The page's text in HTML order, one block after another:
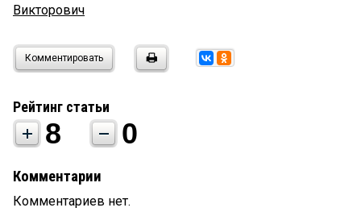
Викторович
Комментировать
Рейтинг статьи
8 0
Комментарии
Комментариев нет.